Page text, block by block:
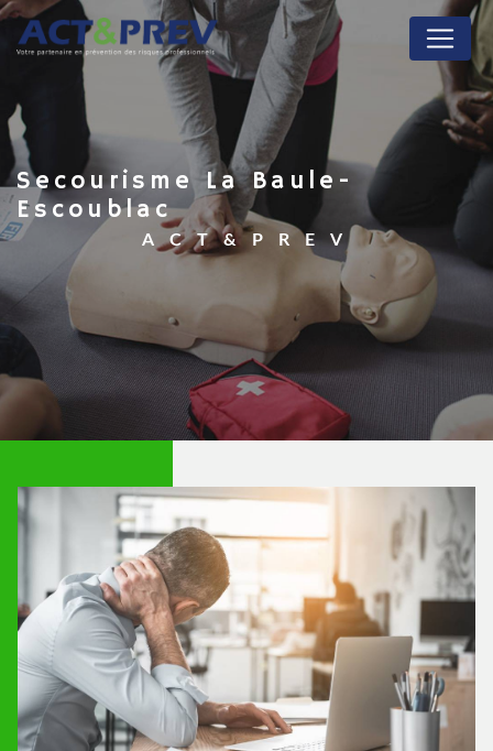
secourisme La Baule-
Escoublac
ACT&PREV
Panneau de gestion des cookies